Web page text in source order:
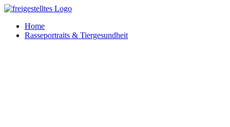
Zum
springenHome
Rasseportraits & Tiergesundheit